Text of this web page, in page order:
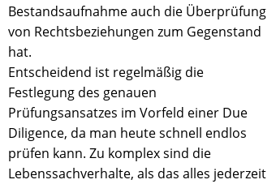
Bestandsaufnahme auch die Überprüfung
von Rechtsbeziehungen zum Gegenstand
hat.
Entscheidend ist regelmäßig die
Festlegung des genauen
Prüfungsansatzes im Vorfeld einer Due
Diligence, da man heute schnell endlos
prüfen kann. Zu komplex sind die
Lebenssachverhalte, als das alles jederzeit